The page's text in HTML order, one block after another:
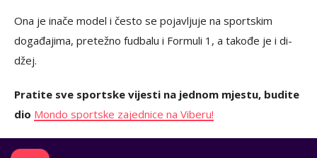
Ona je inače model i često se pojavljuje na sportskim
događajima, pretežno fudbalu i Formuli 1, a takođe je i di-
džej.
Pratite sve sportske vijesti na jednom mjestu, budite
dio Mondo sportske zajednice na Viberu!